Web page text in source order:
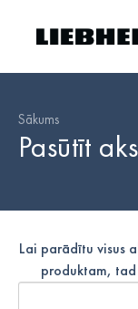
Sākums
Pasūtīt
Lai parādītu visus
produktam,